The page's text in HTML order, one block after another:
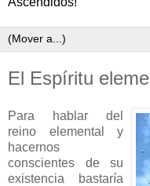
El Espíritu
Para hablar del
reino elemental y
hacernos
conscientes de su
existencia bastaría